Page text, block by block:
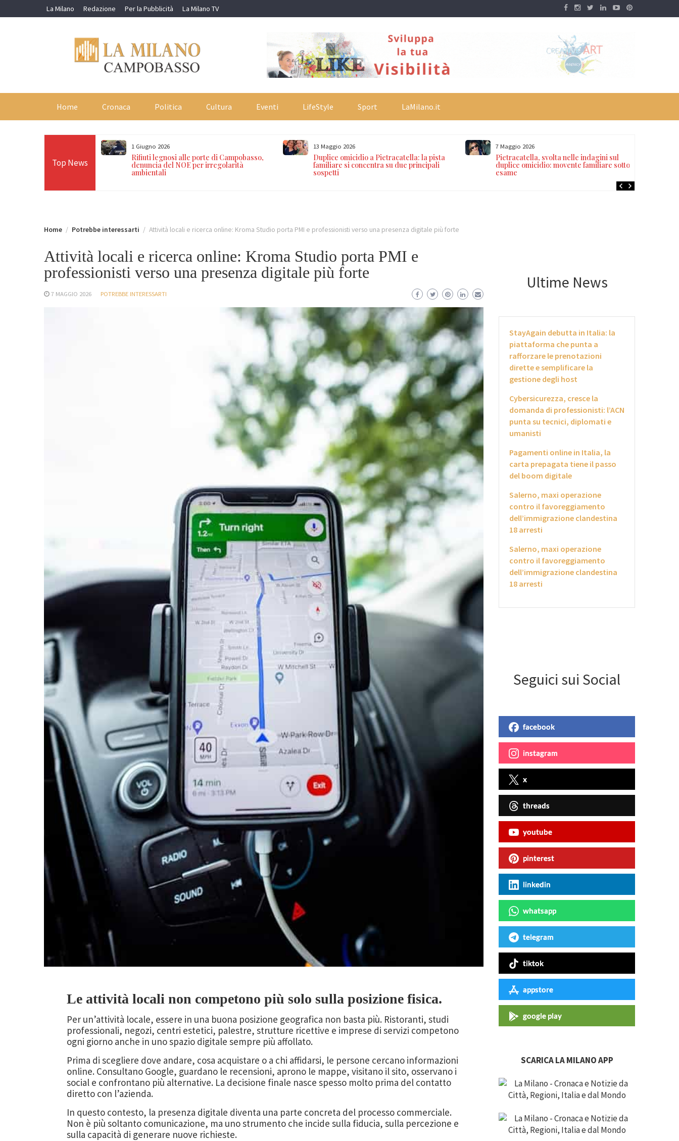
to
La Milano Redazione Per la Pubblicità La Milano TV
Home Cronaca Politica Cultura Eventi LifeStyle Sport LaMilano.it
Top News
contro il
dell’immigrazione
1 Giugno 2026
Rifiuti legnosi alle porte di Campobasso,
denuncia del NOE per irregolarità
ambientali
13 Maggio 2026
Duplice omicidio a Pietracatella: la pista
familiare si concentra su due principali
sospetti
7 Maggio 2026
Pietracatella, svolta nelle indagini sul
duplice omicidio: movente familiare sotto
esame
Home Potrebbe interessarti Attività locali e ricerca online: Kroma Studio porta PMI e professionisti verso una presenza digitale più forte
Attività locali e ricerca online: Kroma Studio porta PMI e
professionisti verso una presenza digitale più forte
7 MAGGIO 2026 POTREBBE INTERESSARTI
Le attività locali non competono più solo sulla posizione fisica.
Per un’attività locale, essere in una buona posizione geografica non basta più. Ristoranti, studi
professionali, negozi, centri estetici, palestre, strutture ricettive e imprese di servizi competono
ogni giorno anche in uno spazio digitale sempre più affollato.
Prima di scegliere dove andare, cosa acquistare o a chi affidarsi, le persone cercano informazioni
online. Consultano Google, guardano le recensioni, aprono le mappe, visitano il sito, osservano i
social e confrontano più alternative. La decisione finale nasce spesso molto prima del contatto
diretto con l’azienda.
In questo contesto, la presenza digitale diventa una parte concreta del processo commerciale.
Non è più soltanto comunicazione, ma uno strumento che incide sulla fiducia, sulla percezione e
sulla capacità di generare nuove richieste.
Ultime News
StayAgain debutta in Italia: la
piattaforma che punta a
rafforzare le prenotazioni
dirette e semplificare la
gestione degli host
Cybersicurezza, cresce la
domanda di professionisti: l’ACN
punta su tecnici, diplomati e
umanisti
Pagamenti online in Italia, la
carta prepagata tiene il passo
del boom digitale
Salerno, maxi operazione
contro il favoreggiamento
dell’immigrazione clandestina
18 arresti
Salerno, maxi operazione
contro il favoreggiamento
dell’immigrazione clandestina
18 arresti
Seguici sui Social
facebook
instagram
x
threads
youtube
pinterest
linkedin
whatsapp
telegram
tiktok
appstore
google play
SCARICA LA MILANO APP